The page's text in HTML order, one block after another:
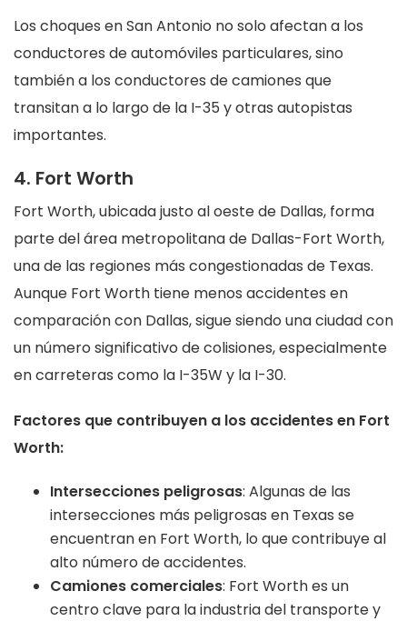
Los choques en San Antonio no solo afectan a los
conductores de automóviles particulares, sino
también a los conductores de camiones que
transitan a lo largo de la I-35 y otras autopistas
importantes.
4. Fort Worth
Fort Worth, ubicada justo al oeste de Dallas, forma
parte del área metropolitana de Dallas-Fort Worth,
una de las regiones más congestionadas de Texas.
Aunque Fort Worth tiene menos accidentes en
comparación con Dallas, sigue siendo una ciudad con
un número significativo de colisiones, especialmente
en carreteras como la I-35W y la I-30.
Factores que contribuyen a los accidentes en Fort
Worth:
Intersecciones peligrosas: Algunas de las
intersecciones más peligrosas en Texas se
encuentran en Fort Worth, lo que contribuye al
alto número de accidentes.
Camiones comerciales: Fort Worth es un
centro clave para la industria del transporte y